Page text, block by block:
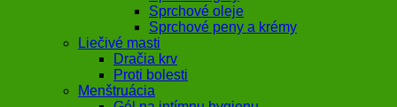
Sprchové oleje
Sprchové peny a krémy
Liečivé masti
Dračia krv
Proti bolesti
Menštruácia